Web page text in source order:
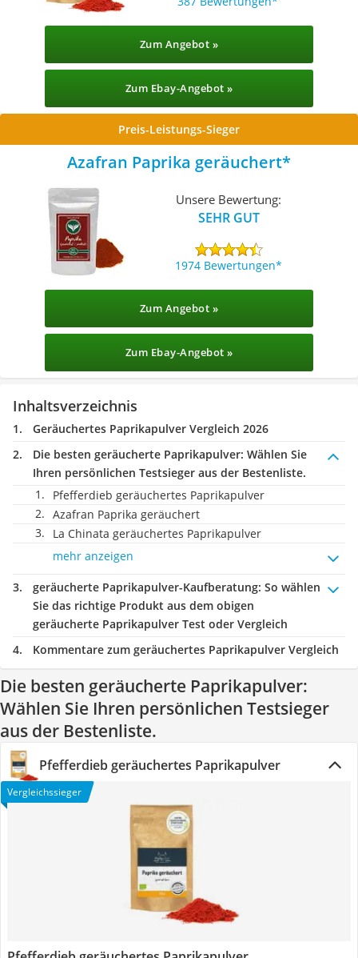
Zum Angebot »
Zum Ebay-Angebot »
Preis-Leistungs-Sieger
Azafran Paprika geräuchert
Unsere Bewertung:
SEHR GUT
1974 Bewertungen
Zum Angebot »
Zum Ebay-Angebot »
Inhaltsverzeichnis
Geräuchertes Paprikapulver Vergleich 2026
Die besten geräucherte Paprikapulver: Wählen Sie
Ihren persönlichen Testsieger aus der Bestenliste.
Pfefferdieb geräuchertes Paprikapulver
Azafran Paprika geräuchert
La Chinata geräuchertes Paprikapulver
mehr anzeigen
geräucherte Paprikapulver-Kaufberatung: So wählen
Sie das richtige Produkt aus dem obigen
geräucherte Paprikapulver Test oder Vergleich
Kommentare zum geräuchertes Paprikapulver Vergleich
Die besten geräucherte Paprikapulver:
Wählen Sie Ihren persönlichen Testsieger
aus der Bestenliste.
Pfefferdieb geräuchertes Paprikapulver
Vergleichssieger